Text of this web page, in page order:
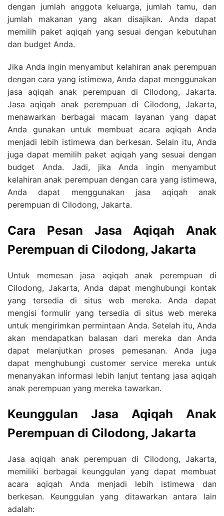
dengan jumlah anggota keluarga, jumlah tamu, dan
jumlah makanan yang akan disajikan. Anda dapat
memilih paket aqiqah yang sesuai dengan kebutuhan
dan budget Anda.
Jika Anda ingin menyambut kelahiran anak perempuan
dengan cara yang istimewa, Anda dapat menggunakan
jasa aqiqah anak perempuan di Cilodong, Jakarta.
Jasa aqiqah anak perempuan di Cilodong, Jakarta,
menawarkan berbagai macam layanan yang dapat
Anda gunakan untuk membuat acara aqiqah Anda
menjadi lebih istimewa dan berkesan. Selain itu, Anda
juga dapat memilih paket aqiqah yang sesuai dengan
budget Anda. Jadi, jika Anda ingin menyambut
kelahiran anak perempuan dengan cara yang istimewa,
Anda dapat menggunakan jasa aqiqah anak
perempuan di Cilodong, Jakarta.
Cara Pesan Jasa Aqiqah Anak
Perempuan di Cilodong, Jakarta
Untuk memesan jasa aqiqah anak perempuan di
Cilodong, Jakarta, Anda dapat menghubungi kontak
yang tersedia di situs web mereka. Anda dapat
mengisi formulir yang tersedia di situs web mereka
untuk mengirimkan permintaan Anda. Setelah itu, Anda
akan mendapatkan balasan dari mereka dan Anda
dapat melanjutkan proses pemesanan. Anda juga
dapat menghubungi customer service mereka untuk
menanyakan informasi lebih lanjut tentang jasa aqiqah
anak perempuan yang mereka tawarkan.
Keunggulan Jasa Aqiqah Anak
Perempuan di Cilodong, Jakarta
Jasa aqiqah anak perempuan di Cilodong, Jakarta,
memiliki berbagai keunggulan yang dapat membuat
acara aqiqah Anda menjadi lebih istimewa dan
berkesan. Keunggulan yang ditawarkan antara lain
adalah: